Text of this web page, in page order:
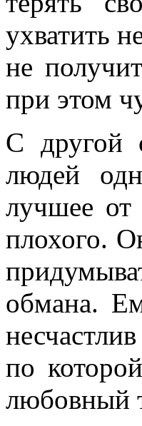
ухватить
не
при этом
С другой
людей
лучшее
плохого.
обмана.
по
любовный